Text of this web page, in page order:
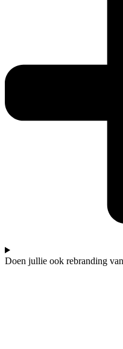
Doen jullie ook rebranding